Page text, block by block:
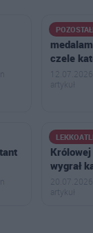
czele
artykuł
MKS
wygrał
artykuł